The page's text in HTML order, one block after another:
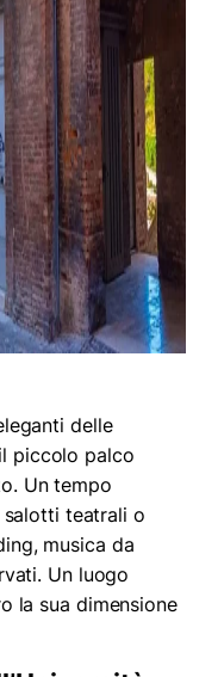
delle
piccolo palco
Un tempo
teatrali o
musica da
Un luogo
la sua dimensione